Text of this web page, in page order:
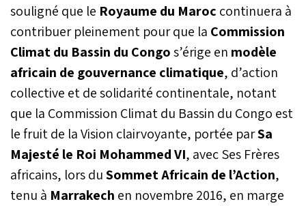
souligné que le Royaume du Maroc continuera à
contribuer pleinement pour que la Commission
Climat du Bassin du Congos’érige en modèle
africain de gouvernance climatique, d’action
collective et de solidarité continentale, notant
que la Commission Climat du Bassin du Congo est
le fruit de la Vision clairvoyante, portée parSa
Majesté le Roi Mohammed VI, avec Ses Frères
africains, lors duSommet Africain de l’Action,
tenu à Marrakech en novembre 2016, en marge